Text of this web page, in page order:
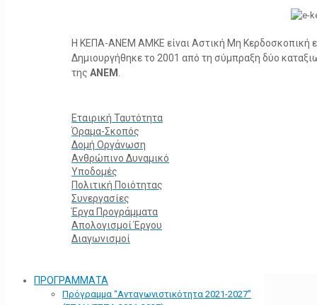
Η ΚΕΠΑ-ΑΝΕΜ ΑΜΚΕ είναι Αστική Μη Κερδοσκοπική
Δημιουργήθηκε το 2001 από τη σύμπραξη δύο
της ΑΝΕΜ
Εταιρική Ταυτότητα
Όραμα-Σκοπός
Δομή Οργάνωση
Ανθρώπινο Δυναμικό
Υποδομές
Πολιτική Ποιότητας
Συνεργασίες
Έργα Προγράμματα
Απολογισμοί Έργου
Διαγωνισμοί
ΠΡΟΓΡΑΜΜΑΤΑ
Πρόγραμμα “Ανταγωνιστικότητα 2021-2027”